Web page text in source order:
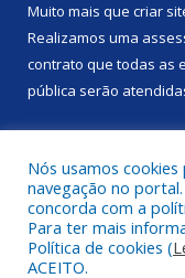
Muito mais que criar
Realizamos uma
contrato que todas as
pública serão
Todos os direitos
Nós usamos
navegação no
concorda com a
Para ter mais
Política de cookies (
ACEITO.